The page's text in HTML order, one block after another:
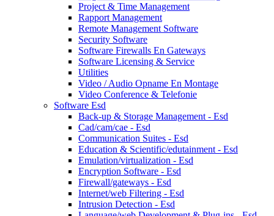
Project & Time Management
Rapport Management
Remote Management Software
Security Software
Software Firewalls En Gateways
Software Licensing & Service
Utilities
Video / Audio Opname En Montage
Video Conference & Telefonie
Software Esd
Back-up & Storage Management - Esd
Cad/cam/cae - Esd
Communication Suites - Esd
Education & Scientific/edutainment - Esd
Emulation/virtualization - Esd
Encryption Software - Esd
Firewall/gateways - Esd
Internet/web Filtering - Esd
Intrusion Detection - Esd